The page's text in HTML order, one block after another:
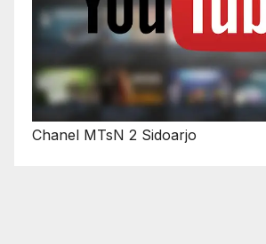
Chanel MTsN 2 Sidoarjo